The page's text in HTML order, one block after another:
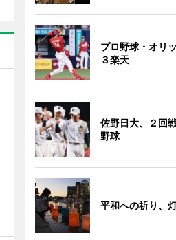
プロ野球・オリ
３楽天
佐野日大、２回
野球
平和への祈り、